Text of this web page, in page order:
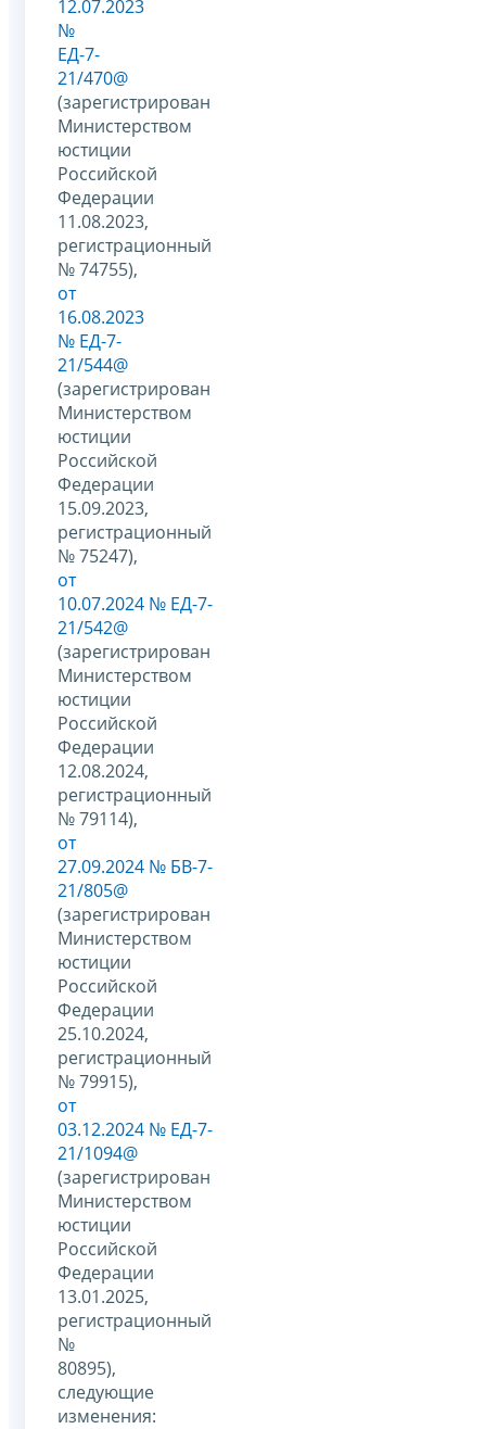
12.07.2023
№
ЕД-7-
21/470@
(зарегистрирован
Министерством
юстиции
Российской
Федерации
11.08.2023,
регистрационный
№ 74755),
от
16.08.2023
№ ЕД-7-
21/544@
(зарегистрирован
Министерством
юстиции
Российской
Федерации
15.09.2023,
регистрационный
№ 75247),
от
10.07.2024 № ЕД-7-
21/542@
(зарегистрирован
Министерством
юстиции
Российской
Федерации
12.08.2024,
регистрационный
№ 79114),
от
27.09.2024 № БВ-7-
21/805@
(зарегистрирован
Министерством
юстиции
Российской
Федерации
25.10.2024,
регистрационный
№ 79915),
от
03.12.2024 № ЕД-7-
21/1094@
(зарегистрирован
Министерством
юстиции
Российской
Федерации
13.01.2025,
регистрационный
№
80895),
следующие
изменения: